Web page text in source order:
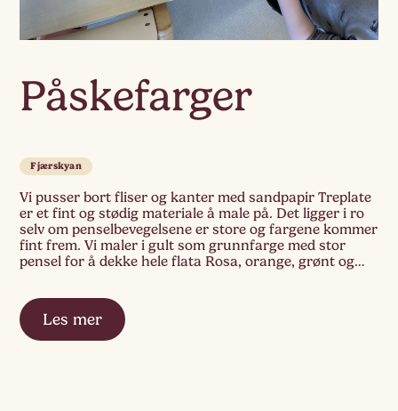
Påskefarger
Fjærskyan
Vi pusser bort fliser og kanter med sandpapir Treplate
er et fint og stødig materiale å male på. Det ligger i ro
selv om penselbevegelsene er store og fargene kommer
fint frem. Vi maler i gult som grunnfarge med stor
pensel for å dekke hele flata Rosa, orange, grønt og
Les mer